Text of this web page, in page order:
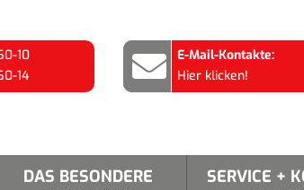
10
14

E-Mail-Kontakte:
Hier klicken!
DAS BESONDERE SERVICE +